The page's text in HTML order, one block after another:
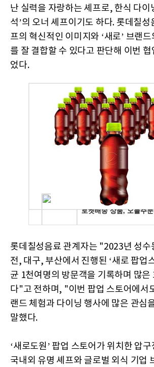
난 실력을 자랑하는 셰프로, 한식 다이
석’의 오너 셰프이기도 하다. 롯데칠성
프의 혁신적인 이미지와 ‘새로’ 브랜
를 잘 결합할 수 있다고 판단해 이번 협
었다.
롯데칠성음료 관계자는 "2023년 성수
전, 대구, 부산에서 진행된 ‘새로 팝업
균 1천여명의 방문객을 기록하며 많은
다"고 전하며, "이번 팝업 스토어에서
랜드 체험과 다이닝 행사에 많은 관심
말했다.
‘새로도원’ 팝업 스토어가 위치한 압
국내외 유명 셰프와 글로벌 외식 기업